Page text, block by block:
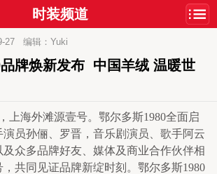
时装频道
27 编辑：Yuki
牌焕新发布  中国羊绒 温暖世
上海外滩源壹号。鄂尔多斯1980全面启
员孙俪、罗晋，音乐剧演员、歌手阿云
众多品牌好友、媒体及商业合作伙伴相
共同见证品牌新绽时刻。鄂尔多斯1980